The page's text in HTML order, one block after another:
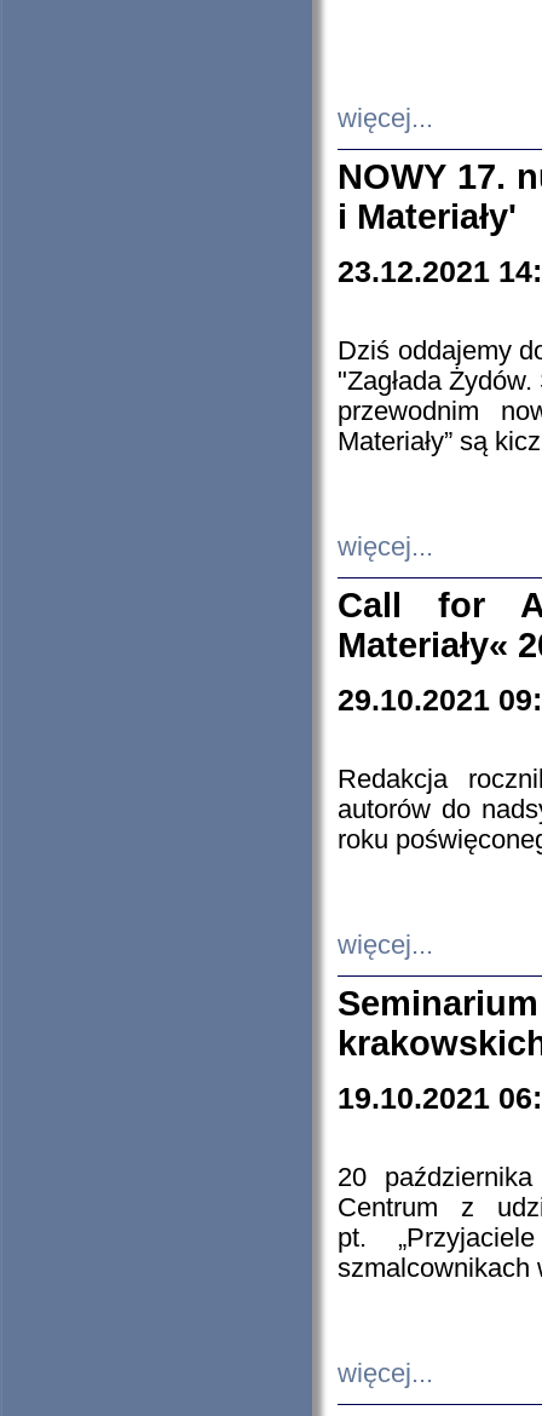
więcej...
NOWY 17.
i Materiały'
23.12.2021
Dziś oddajemy
"Zagłada
przewodnim
Materiały” są
więcej...
Call for
Materiały«
29.10.2021
Redakcja
autorów do
roku
więcej...
19.10.2021
20
Centrum z
pt.
szmalcownikach
więcej...